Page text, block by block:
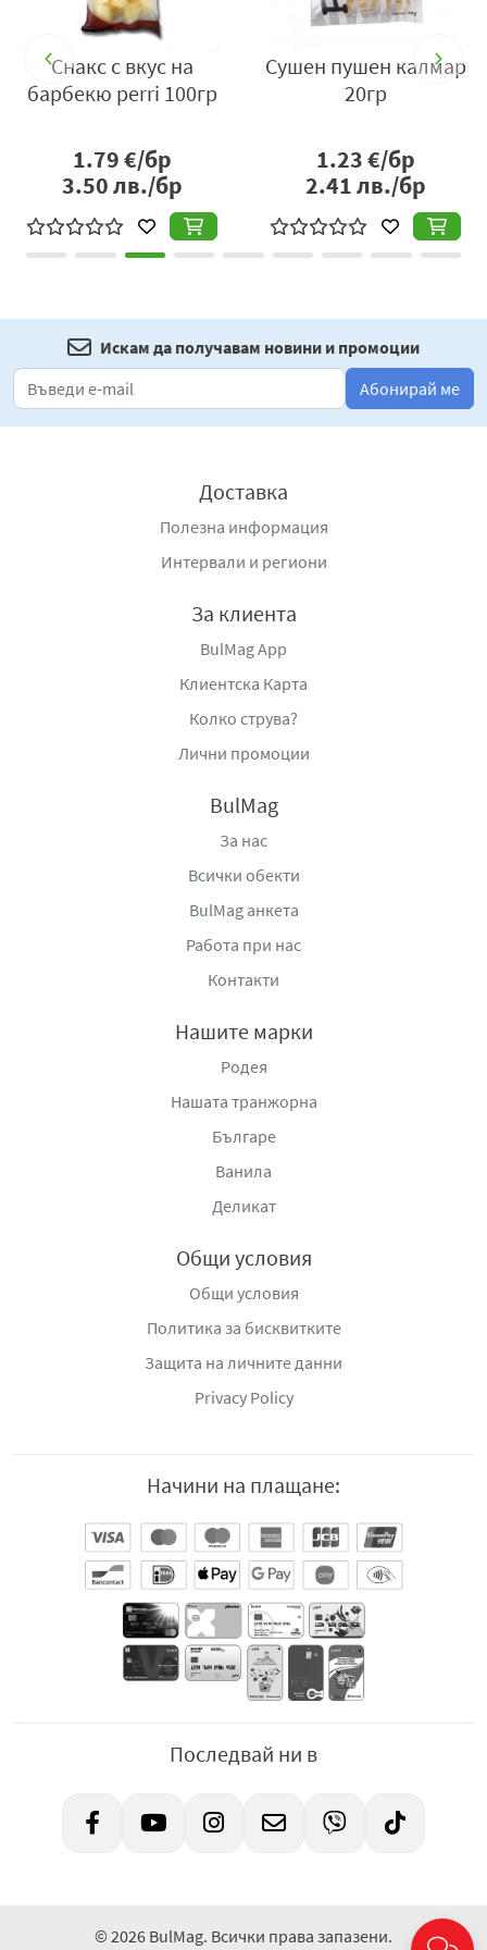
Снакс с вкус на
барбекю perri 100гр
1.79€/бр
3.50лв./бр
Сушен пушен калмар
20гр
1.23€/бр
2.41лв./бр
Искам да получавам новини и промоции
Абонирай ме
Доставка
Полезна информация
Интервали и региони
За клиента
BulMag App
Клиентска Карта
Колко струва?
Лични промоции
BulMag
За нас
Всички обекти
BulMag анкета
Работа при нас
Контакти
Нашите марки
Родея
Нашата транжорна
Българе
Ванила
Деликат
Общи условия
Общи условия
Политика за бисквитките
Защита на личните данни
Privacy Policy
Начини на плащане:
Последвай ни в
© 2026 BulMag. Всички права запазени.